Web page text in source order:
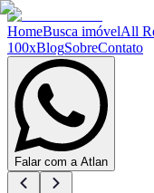
HomeBusca imóvelAll
100xBlogSobreContato
Falar com a Atlan